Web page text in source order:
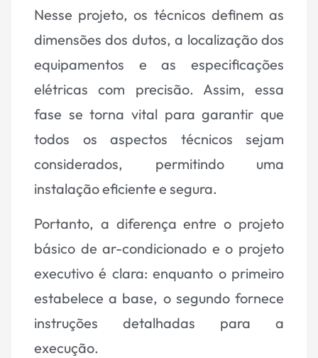
Nesse projeto, os técnicos definem as
dimensões dos dutos, a localização dos
equipamentos e as especificações
elétricas com precisão. Assim, essa
fase se torna vital para garantir que
todos os aspectos técnicos sejam
considerados, permitindo uma
instalação eficiente e segura.
Portanto, a diferença entre o projeto
básico de ar-condicionado e o projeto
executivo é clara: enquanto o primeiro
estabelece a base, o segundo fornece
instruções detalhadas para a
execução.